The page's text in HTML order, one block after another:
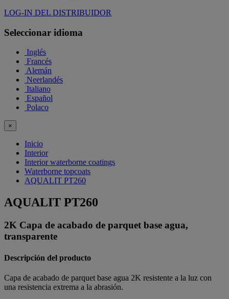
LOG-IN DEL DISTRIBUIDOR
Seleccionar idioma
Inglés
Francés
Alemán
Neerlandés
Italiano
Español
Polaco
×
Inicio
Interior
Interior waterborne coatings
Waterborne topcoats
AQUALIT PT260
AQUALIT PT260
2K Capa de acabado de parquet base agua,
transparente
Descripción del producto
Capa de acabado de parquet base agua 2K resistente a la luz con
una resistencia extrema a la abrasión.